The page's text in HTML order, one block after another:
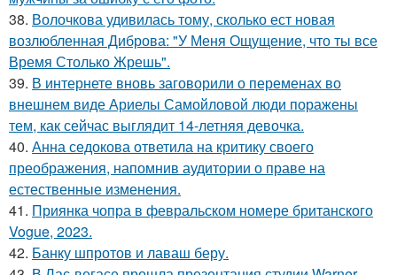
38. Волочкова удивилась тому, сколько ест новая
возлюбленная Диброва: "У Меня Ощущение, что ты все
Время Столько Жрешь".
39. В интернете вновь заговорили о переменах во
внешнем виде Ариелы Самойловой люди поражены
тем, как сейчас выглядит 14-летняя девочка.
40. Анна седокова ответила на критику своего
преображения, напомнив аудитории о праве на
естественные изменения.
41. Приянка чопра в февральском номере британского
Vogue, 2023.
42. Банку шпротов и лаваш беру.